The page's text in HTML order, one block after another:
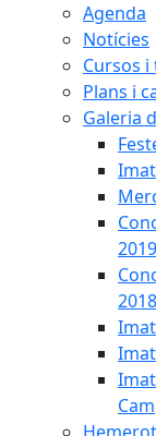
Agenda
Notícies
Cursos i
Plans i
Galeria
2019
2018